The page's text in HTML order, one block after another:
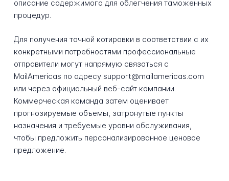
описание содержимого для облегчения таможенных
процедур.
Для получения точной котировки в соответствии с их
конкретными потребностями профессиональные
отправители могут напрямую связаться с
MailAmericas по адресу support@mailamericas.com
или через официальный веб-сайт компании.
Коммерческая команда затем оценивает
прогнозируемые объемы, затронутые пункты
назначения и требуемые уровни обслуживания,
чтобы предложить персонализированное ценовое
предложение.